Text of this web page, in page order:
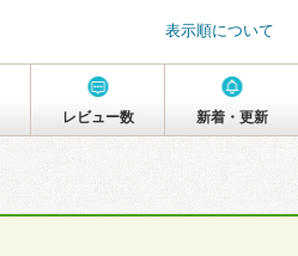
表示順について
レビュー数 新着・更新